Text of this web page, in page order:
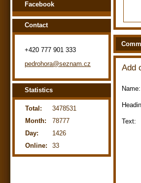
Add
Name:
Text:
Facebook
Contact
+420 777 901 333
pedrohora@seznam.cz
Statistics
Online: 33
Total:
3478531
Month:
78777
Day:
1426